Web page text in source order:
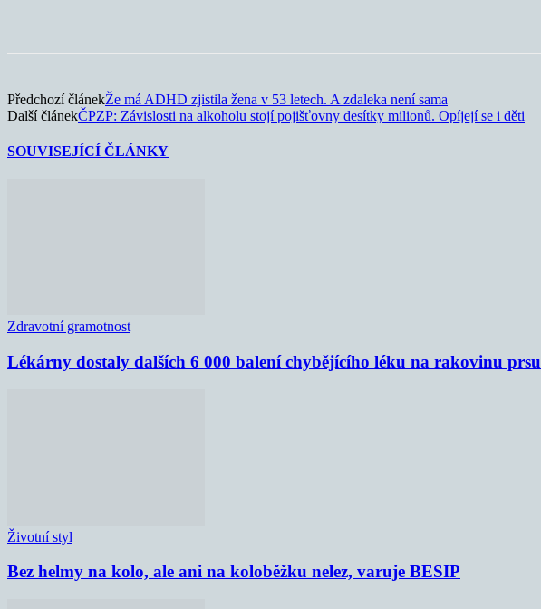
Předchozí článekŽe má ADHD zjistila žena v 53 letech. A zdaleka není sama
Další článekČPZP: Závislosti na alkoholu stojí pojišťovny desítky milionů. Opíjejí se i děti
SOUVISEJÍCÍ ČLÁNKY
Zdravotní gramotnost
Lékárny dostaly dalších 6 000 balení chybějícího léku na rakovinu prsu
Životní styl
Bez helmy na kolo, ale ani na koloběžku nelez, varuje BESIP